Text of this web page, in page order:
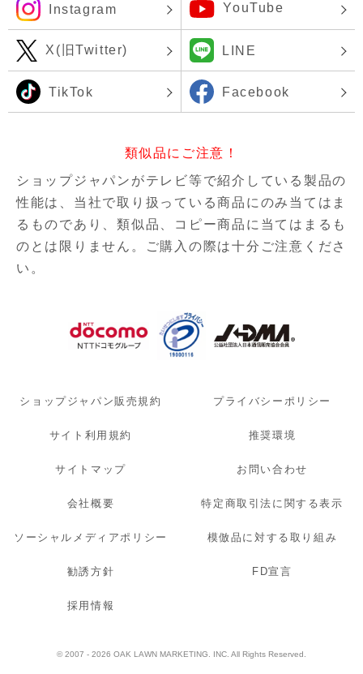
Instagram YouTube
X(旧Twitter) LINE
TikTok Facebook
類似品にご注意！
ショップジャパンがテレビ等で紹介している製品の
性能は、当社で取り扱っている商品にのみ当てはま
るものであり、類似品、コピー商品に当てはまるも
のとは限りません。ご購入の際は十分ご注意くださ
い。
ショップジャパン販売規約 プライバシーポリシー
サイト利用規約 推奨環境
サイトマップ お問い合わせ
会社概要 特定商取引法に関する表示
ソーシャルメディアポリシー 模倣品に対する取り組み
勧誘方針 FD宣言
採用情報
© 2007 - 2026 OAK LAWN MARKETING. INC. All Rights Reserved.